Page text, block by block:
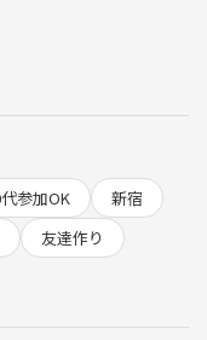
イベントです！✨
しぶりに飲み友達欲し
大切にしています🧃
ます。
の会です。
参加OK
新宿
友達作り